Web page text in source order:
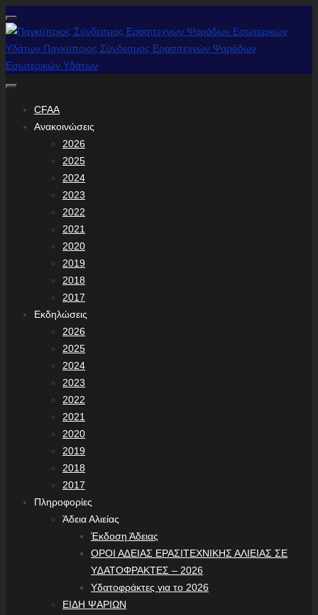
CFAA
Ανακοινώσεις
2026
2025
2024
2023
2022
2021
2020
2019
2018
2017
Εκδηλώσεις
2026
2025
2024
2023
2022
2021
2020
2019
2018
2017
Πληροφορίες
Άδεια Αλιείας
Έκδοση Άδειας
ΟΡΟΙ Α∆ΕΙΑΣ ΕΡΑΣΙΤΕΧΝΙΚΗΣ ΑΛΙΕΙΑΣ ΣΕ
Υ∆ΑΤΟΦΡΑΚΤΕΣ – 2026
Υδατοφράκτες για το 2026
ΕΙΔΗ ΨΑΡΙΩΝ